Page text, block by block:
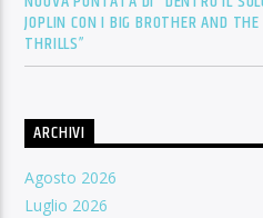
JOPLIN CON I BIG BROTHER AND
THRILLS”
ARCHIVI
Agosto 2026
Luglio 2026